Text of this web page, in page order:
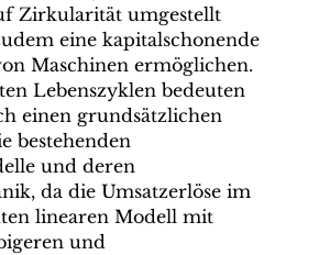
Zirkularität umgestellt
eine kapitalschonende
Maschinen ermöglichen.
Lebenszyklen bedeuten
einen grundsätzlichen
bestehenden
und deren
da die Umsatzerlöse im
linearen Modell mit
und